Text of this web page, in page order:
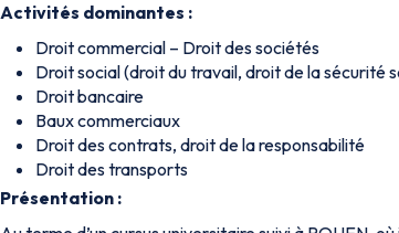
Activités dominantes :
Droit commercial – Droit des sociétés
Droit social (droit du travail, droit de la sécurité
Droit bancaire
Baux commerciaux
Droit des contrats, droit de la responsabilité
Droit des transports
Présentation :